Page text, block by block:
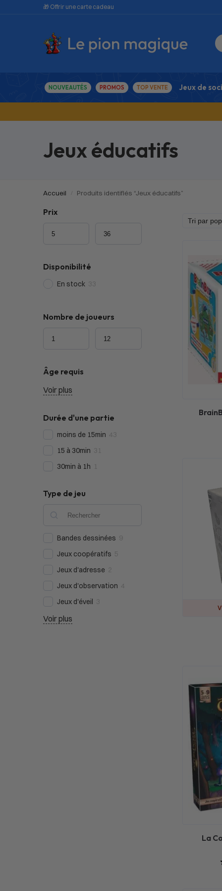
🎁 Offrir une carte cadeau
NOUVEAUTÉS PROMOS TOP VENTE Jeux de
Jeux éducatifs
Accueil Produits identifiés “Jeux éducatifs”
La
Prix
Disponibilité
En stock
Nombre de joueurs
Âge requis
Voir plus
Durée d'une partie
moins de 15min
15 à 30min
30min à 1h
Type de jeu
Bandes dessinées
Jeux coopératifs
Jeux d'adresse
Jeux d'observation
Jeux d'éveil
Voir plus